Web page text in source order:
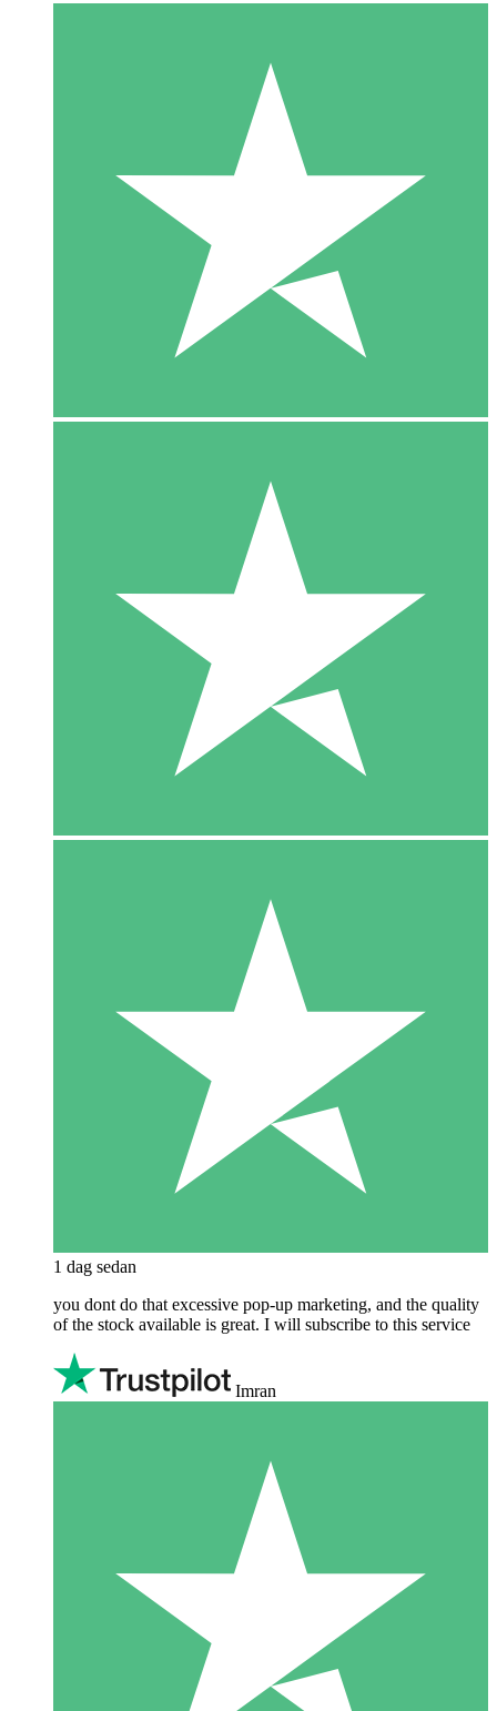
1 dag sedan
you dont do that excessive pop-up marketing, and the quality
of the stock available is great. I will subscribe to this service
Imran